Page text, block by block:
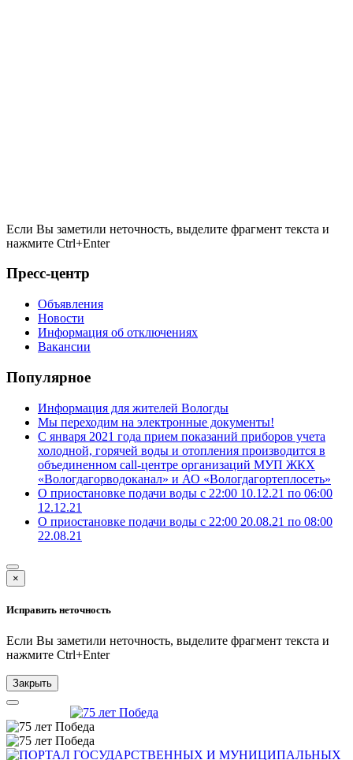
Если Вы заметили неточность, выделите фрагмент текста и
нажмите Ctrl+Enter
Пресс-центр
Объявления
Новости
Информация об отключениях
Вакансии
Популярное
Информация для жителей Вологды
Мы переходим на электронные документы!
С января 2021 года прием показаний приборов учета
холодной, горячей воды и отопления производится в
объединенном call-центре организаций МУП ЖКХ
«Вологдагорводоканал» и АО «Вологдагортеплосеть»
О приостановке подачи воды с 22:00 10.12.21 по 06:00
12.12.21
О приостановке подачи воды с 22:00 20.08.21 по 08:00
22.08.21
×
Исправить неточность
Если Вы заметили неточность, выделите фрагмент текста и
нажмите Ctrl+Enter
Закрыть